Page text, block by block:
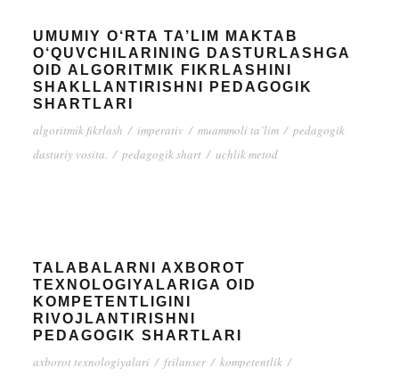
UMUMIY O‘RTA TA’LIM MAKTAB
O‘QUVCHILARINING DASTURLASHGA
OID ALGORITMIK FIKRLASHINI
SHAKLLANTIRISHNI PEDAGOGIK
SHARTLARI
algoritmik fikrlash / imperativ / muammoli ta’lim / pedagogik
dasturiy vosita. / pedagogik shart / uchlik metod
TALABALARNI AXBOROT
TEXNOLOGIYALARIGA OID
KOMPETENTLIGINI
RIVOJLANTIRISHNI
PEDAGOGIK SHARTLARI
axborot texnologiyalari / frilanser / kompetentlik /